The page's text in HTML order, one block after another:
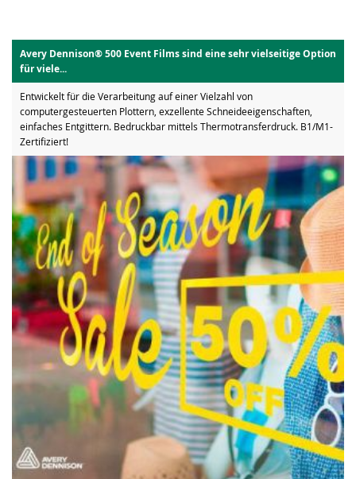
Avery Dennison® 500 Event Films sind eine sehr vielseitige Option
für viele...
Entwickelt für die Verarbeitung auf einer Vielzahl von
computergesteuerten Plottern, exzellente Schneideeigenschaften,
einfaches Entgittern. Bedruckbar mittels Thermotransferdruck. B1/M1-
Zertifiziert!